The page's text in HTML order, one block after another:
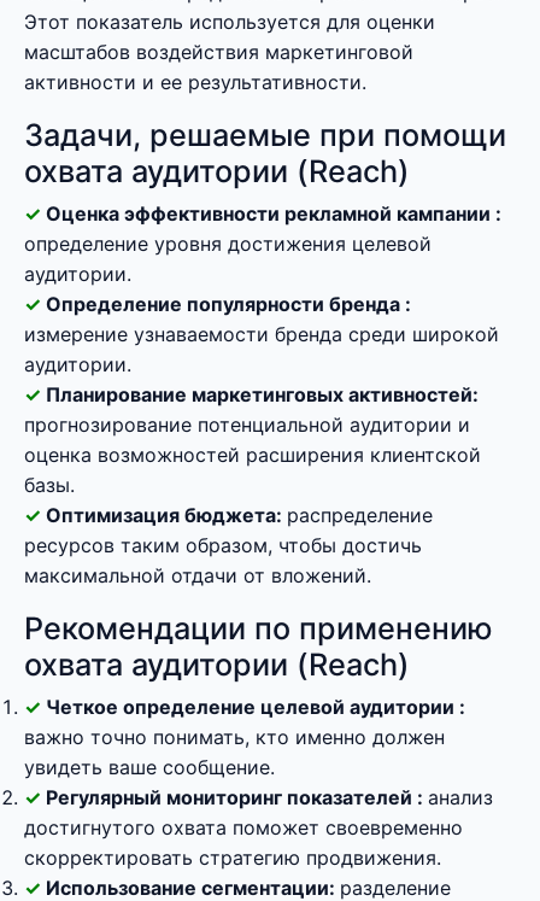
Этот показатель используется для оценки
масштабов воздействия маркетинговой
активности и ее результативности.
Задачи, решаемые при помощи
охвата аудитории (Reach)
Оценка эффективности рекламной кампании :
определение уровня достижения целевой
аудитории.
Определение популярности бренда :
измерение узнаваемости бренда среди широкой
аудитории.
Планирование маркетинговых активностей:
прогнозирование потенциальной аудитории и
оценка возможностей расширения клиентской
базы.
Оптимизация бюджета: распределение
ресурсов таким образом, чтобы достичь
максимальной отдачи от вложений.
Рекомендации по применению
охвата аудитории (Reach)
Четкое определение целевой аудитории :
важно точно понимать, кто именно должен
увидеть ваше сообщение.
Регулярный мониторинг показателей : анализ
достигнутого охвата поможет своевременно
скорректировать стратегию продвижения.
Использование сегментации: разделение